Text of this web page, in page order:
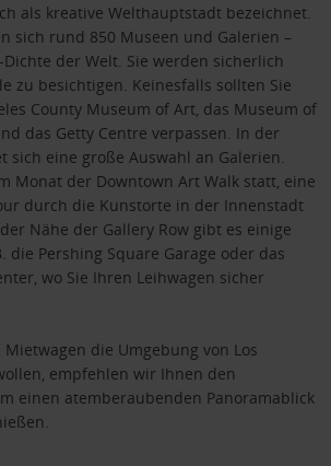
als kreative Welthauptstadt bezeichnet.
sich rund 850 Museen und Galerien –
der Welt. Sie werden sicherlich
zu besichtigen. Keinesfalls sollten Sie
County Museum of Art, das Museum of
das Getty Centre verpassen. In der
sich eine große Auswahl an Galerien.
Monat der Downtown Art Walk statt, eine
durch die Kunstorte in der Innenstadt
Nähe der Gallery Row gibt es einige
die Pershing Square Garage oder das
wo Sie Ihren Leihwagen sicher
die Umgebung von Los
empfehlen wir Ihnen den
einen atemberaubenden Panoramablick